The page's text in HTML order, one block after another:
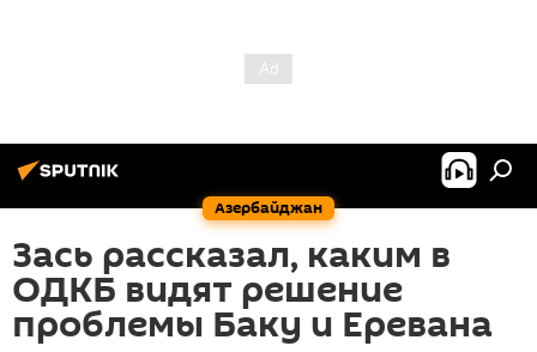
Азербайджан
Зась рассказал, каким в
ОДКБ видят решение
проблемы Баку и Еревана